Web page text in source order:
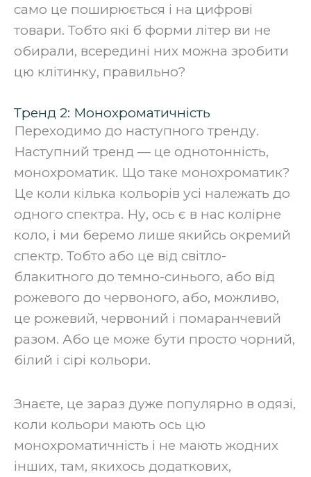
само це поширюється і на цифрові
товари. Тобто які б форми літер ви не
обирали, всередині них можна зробити
цю клітинку, правильно?
Тренд 2: Монохроматичність ‍
Переходимо до наступного тренду.
Наступний тренд — це однотонність,
монохроматик. Що таке монохроматик?
Це коли кілька кольорів усі належать до
одного спектра. Ну, ось є в нас колірне
коло, і ми беремо лише якийсь окремий
спектр. Тобто або це від світло-
блакитного до темно-синього, або від
рожевого до червоного, або, можливо,
це рожевий, червоний і помаранчевий
разом. Або це може бути просто чорний,
білий і сірі кольори.
‍Знаєте, це зараз дуже популярно в одязі,
коли кольори мають ось цю
монохроматичність і не мають жодних
інших, там, якихось додаткових,